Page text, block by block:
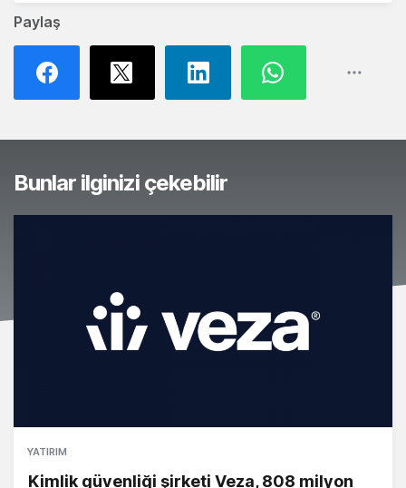
Paylaş
Bunlar ilginizi çekebilir
YATIRIM
Kimlik güvenliği şirketi Veza, 808 milyon